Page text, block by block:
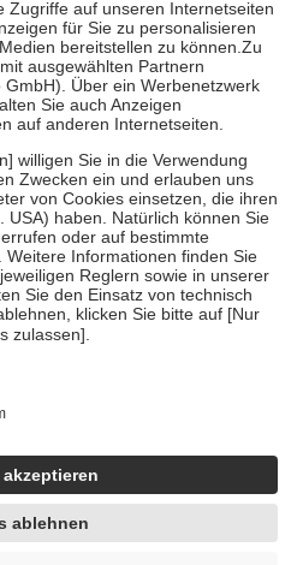
auch für Online-Apotheken.
beträgt die
sowie zehn Euro je
für ihre eigene Gesundheit zu
der Familie zu unterstützen,
zum vollendeten 18. Lebensjahr
und Früherkennung, die von der
es sich um echte Bewertungen
articles/4419944605341
unter Zuhilfenahme künstlicher